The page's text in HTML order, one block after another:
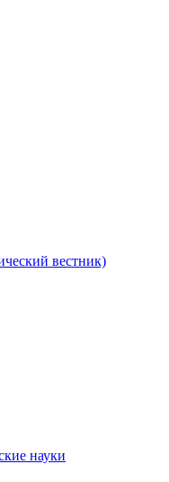
вестник)
науки